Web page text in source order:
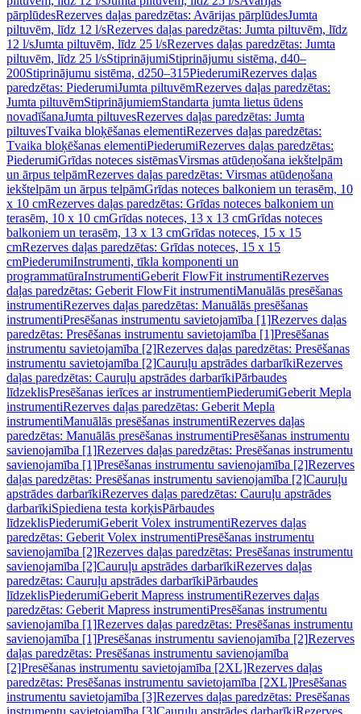
pārplūdesRezerves daļas paredzētas: Avārijas pārplūdesJumta
piltuvēm, līdz 12 l/sRezerves daļas paredzētas: Jumta piltuvēm, līdz
12 l/sJumta piltuvēm, līdz 25 l/sRezerves daļas paredzētas: Jumta
piltuvēm, līdz 25 l/sStiprinājumiStiprinājumu sistēma, d40–
200Stiprinājumu sistēma, d250–315PiederumiRezerves daļas
paredzētas: PiederumiJumta piltuvēmRezerves daļas paredzētas:
Jumta piltuvēmStiprinājumiemStandarta jumta lietus ūdens
novadīšanaJumta piltuvesRezerves daļas paredzētas: Jumta
piltuvesTvaika bloķēšanas elementiRezerves daļas paredzētas:
Tvaika bloķēšanas elementiPiederumiRezerves daļas paredzētas:
PiederumiGrīdas noteces sistēmasVirsmas atūdeņošana iekštelpām
un ārpus telpāmRezerves daļas paredzētas: Virsmas atūdeņošana
iekštelpām un ārpus telpāmGrīdas noteces balkoniem un terasēm, 10
x 10 cmRezerves daļas paredzētas: Grīdas noteces balkoniem un
terasēm, 10 x 10 cmGrīdas noteces, 13 x 13 cmGrīdas noteces
balkoniem un terasēm, 13 x 13 cmGrīdas noteces, 15 x 15
cmRezerves daļas paredzētas: Grīdas noteces, 15 x 15
cmPiederumiInstrumenti, tīkla komponenti un
programmatūraInstrumentiGeberit FlowFit instrumentiRezerves
daļas paredzētas: Geberit FlowFit instrumentiManuālās presēšanas
instrumentiRezerves daļas paredzētas: Manuālās presēšanas
instrumentiPresēšanas instrumentu savietojamība [1]Rezerves daļas
paredzētas: Presēšanas instrumentu savietojamība [1]Presēšanas
instrumentu savietojamība [2]Rezerves daļas paredzētas: Presēšanas
instrumentu savietojamība [2]Cauruļu apstrādes darbarīkiRezerves
daļas paredzētas: Cauruļu apstrādes darbarīkiPārbaudes
līdzeklisPresēšanas ierīces ar instrumentiemPiederumiGeberit Mepla
instrumentiRezerves daļas paredzētas: Geberit Mepla
instrumentiManuālās presēšanas instrumentiRezerves daļas
paredzētas: Manuālās presēšanas instrumentiPresēšanas instrumentu
savienojamība [1]Rezerves daļas paredzētas: Presēšanas instrumentu
savienojamība [1]Presēšanas instrumentu savienojamība [2]Rezerves
daļas paredzētas: Presēšanas instrumentu savienojamība [2]Cauruļu
apstrādes darbarīkiRezerves daļas paredzētas: Cauruļu apstrādes
darbarīkiSpiediena testa korķisPārbaudes
līdzeklisPiederumiGeberit Volex instrumentiRezerves daļas
paredzētas: Geberit Volex instrumentiPresēšanas instrumentu
savienojamība [2]Rezerves daļas paredzētas: Presēšanas instrumentu
savienojamība [2]Cauruļu apstrādes darbarīkiRezerves daļas
paredzētas: Cauruļu apstrādes darbarīkiPārbaudes
līdzeklisPiederumiGeberit Mapress instrumentiRezerves daļas
paredzētas: Geberit Mapress instrumentiPresēšanas instrumentu
savienojamība [1]Rezerves daļas paredzētas: Presēšanas instrumentu
savienojamība [1]Presēšanas instrumentu savienojamība [2]Rezerves
daļas paredzētas: Presēšanas instrumentu savienojamība
[2]Presēšanas instrumentu savietojamība [2XL]Rezerves daļas
paredzētas: Presēšanas instrumentu savietojamība [2XL]Presēšanas
instrumentu savietojamība [3]Rezerves daļas paredzētas: Presēšanas
instrumentu savietojamība [3]Cauruļu apstrādes darbarīkiRezerves